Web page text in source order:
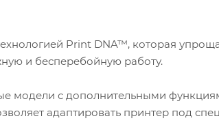
Print DNA™, которая
и бесперебойную работу.
модели с дополнительными
адаптировать принтер под